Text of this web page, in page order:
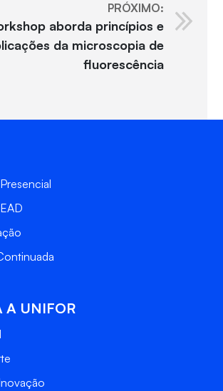
PRÓXIMO:
aborda princípios e
da microscopia de
fluorescência
A UNIFOR